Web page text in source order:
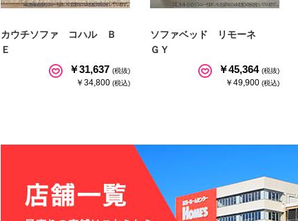
カウチソファ コハル Ｂ
Ｅ
￥31,637 (税抜)
￥34,800 (税込)
ソファベッド リモーネ
ＧＹ
￥45,364 (税抜)
￥49,900(税込)